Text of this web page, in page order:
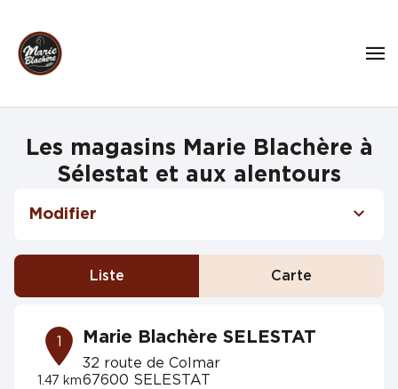
Les magasins Marie Blachère à
Sélestat et aux alentours
Modifier
Liste Carte
1
1.47 km
Marie Blachère SELESTAT
32 route de Colmar
67600 SELESTAT